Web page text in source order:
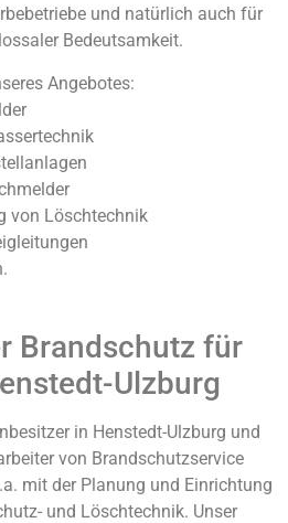
und natürlich auch für
Bedeutsamkeit.
Angebotes:
von Löschtechnik
Brandschutz für
Ulzburg
in Henstedt-Ulzburg und
von Brandschutzservice
mit der Planung und Einrichtung
und Löschtechnik. Unser